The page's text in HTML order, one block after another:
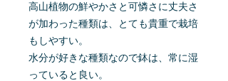
高山植物の鮮やかさと可憐さに丈夫さ
が加わった種類は、とても貴重で栽培
もしやすい。
水分が好きな種類なので鉢は、常に湿
っていると良い。